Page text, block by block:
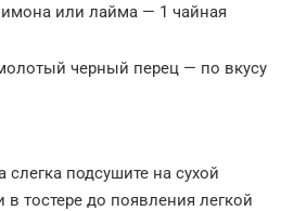
или лайма — 1 чайная
черный перец — по вкусу
слегка подсушите на сухой
в тостере до появления легкой